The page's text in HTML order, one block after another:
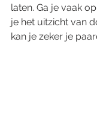
laten. Ga je vaak
je het uitzicht van
kan je zeker je